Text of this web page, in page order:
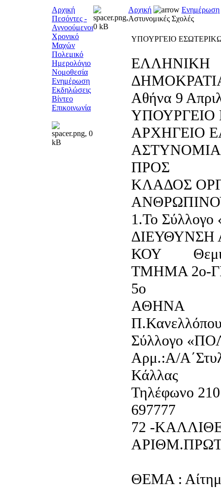
Αρχική
Πεσόντες -
Αγνοούμενοι
Χρονικό
Μαχών
Πολεμικό
Ημερολόγιο
Νομοθεσία
Ενημέρωση
Εκδηλώσεις
Βίντεο
Επικοινωνία
Αρχική
Ενημέρωση
Αστυνομικές Σχολές
ΥΠΟΥΡΓΕΙΟ ΕΣΩΤΕΡΙΚΩΝ
ΕΛΛΗΝΙΚΗ
Αθήνα 9
ΥΠΟΥΡΓΕΙΟ
ΑΡΧΗΓΕΙΟ
ΠΡΟΣ
ΚΛΑΔΟΣ
1.Το
ΚΟΥ
ΤΜΗΜΑ 2ο-
5ο
ΑΘΗΝΑ
Σύλλογο
Αρμ.:Α/
Τηλέφωνο 210
72 -
ΑΡΙΘΜ.ΠΡΩΤ.
ΘΕΜΑ : Αίτημα